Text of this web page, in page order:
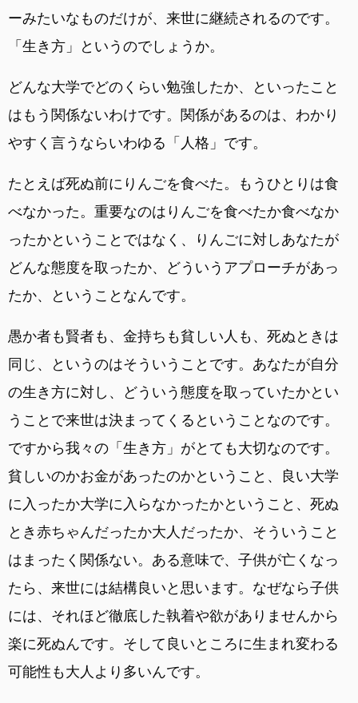
ーみたいなものだけが、来世に継続されるのです。
「生き方」というのでしょうか。
どんな大学でどのくらい勉強したか、といったこと
はもう関係ないわけです。関係があるのは、わかり
やすく言うならいわゆる「人格」です。
たとえば死ぬ前にりんごを食べた。もうひとりは食
べなかった。重要なのはりんごを食べたか食べなか
ったかということではなく、りんごに対しあなたが
どんな態度を取ったか、どういうアプローチがあっ
たか、ということなんです。
愚か者も賢者も、金持ちも貧しい人も、死ぬときは
同じ、というのはそういうことです。あなたが自分
の生き方に対し、どういう態度を取っていたかとい
うことで来世は決まってくるということなのです。
ですから我々の「生き方」がとても大切なのです。
貧しいのかお金があったのかということ、良い大学
に入ったか大学に入らなかったかということ、死ぬ
とき赤ちゃんだったか大人だったか、そういうこと
はまったく関係ない。ある意味で、子供が亡くなっ
たら、来世には結構良いと思います。なぜなら子供
には、それほど徹底した執着や欲がありませんから
楽に死ぬんです。そして良いところに生まれ変わる
可能性も大人より多いんです。